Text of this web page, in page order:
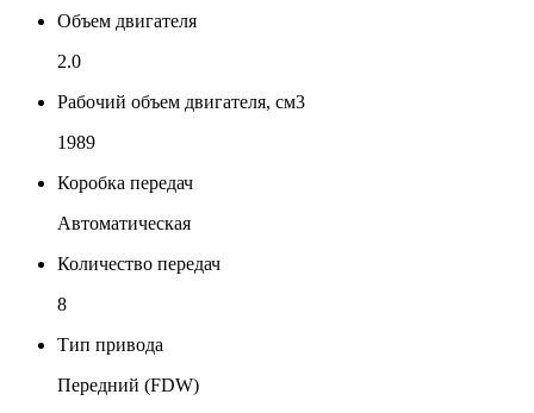
Объем двигателя
2.0
Рабочий объем двигателя, см3
1989
Коробка передач
Автоматическая
Количество передач
8
Тип привода
Передний (FDW)